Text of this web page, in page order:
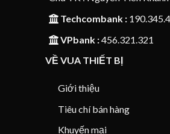
Techcombank :
VPbank :456.321.321
VỀ VUA THIẾT BỊ
Giới thiệu
Tiêu chí bán hàng
Khuyến mại